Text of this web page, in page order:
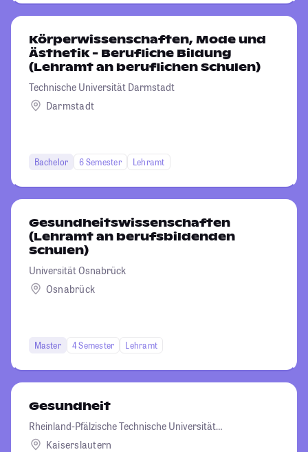
Körperwissenschaften, Mode und
Ästhetik - Berufliche Bildung
(Lehramt an beruflichen Schulen)
Technische Universität Darmstadt
Darmstadt
Bachelor 6 Semester Lehramt
Gesundheitswissenschaften
(Lehramt an berufsbildenden
Schulen)
Universität Osnabrück
Osnabrück
Master 4 Semester Lehramt
Gesundheit
Rheinland-Pfälzische Technische Universität
Kaiserslautern-Landau
Kaiserslautern